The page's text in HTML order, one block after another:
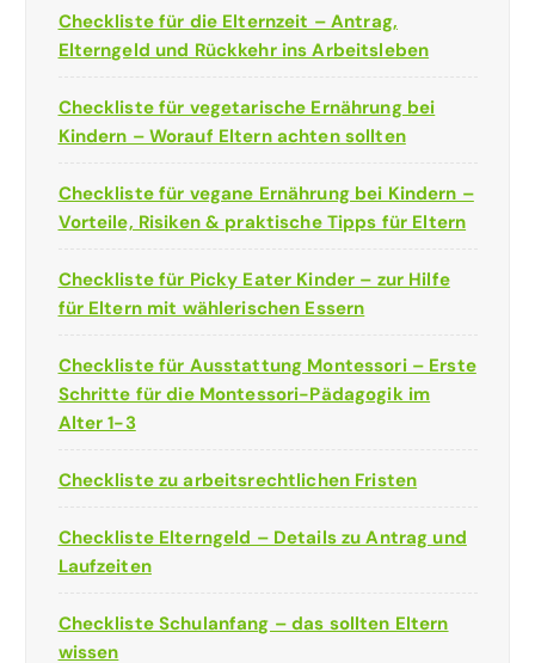
Checkliste für die Elternzeit – Antrag,
Elterngeld und Rückkehr ins Arbeitsleben
Checkliste für vegetarische Ernährung bei
Kindern – Worauf Eltern achten sollten
Checkliste für vegane Ernährung bei Kindern –
Vorteile, Risiken & praktische Tipps für Eltern
Checkliste für Picky Eater Kinder – zur Hilfe
für Eltern mit wählerischen Essern
Checkliste für Ausstattung Montessori – Erste
Schritte für die Montessori-Pädagogik im
Alter 1-3
Checkliste zu arbeitsrechtlichen Fristen
Checkliste Elterngeld – Details zu Antrag und
Laufzeiten
Checkliste Schulanfang – das sollten Eltern
wissen